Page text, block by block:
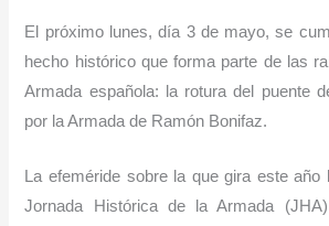
El próximo lunes, día 3 de mayo, se
hecho histórico que forma parte de las
Armada española: la rotura del puente
por la Armada de Ramón Bonifaz.
La efeméride sobre la que gira este año
Jornada Histórica de la Armada